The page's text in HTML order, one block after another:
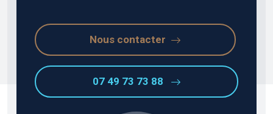
Nous contacter
07 49 73 73 88